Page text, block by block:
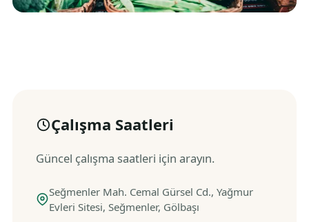
Çalışma Saatleri
Güncel çalışma saatleri için arayın.
Seğmenler Mah. Cemal Gürsel Cd., Yağmur
Evleri Sitesi, Seğmenler, Gölbaşı